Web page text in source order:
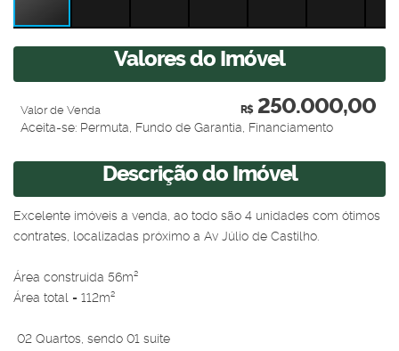
Valores do Imóvel
R$250.000,00
Valor de Venda
Aceita-se: Permuta, Fundo de Garantia, Financiamento
Descrição do Imóvel
Excelente imóveis a venda, ao todo são 4 unidades com ótimos
contrates, localizadas próximo a Av Júlio de Castilho.
Área construída 56m²
Área total = 112m²
02 Quartos, sendo 01 suíte